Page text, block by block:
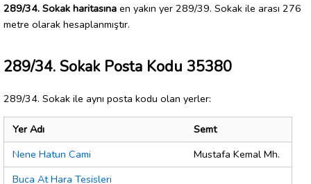
289/34. Sokak haritasına en yakın yer 289/39. Sokak ile arası 276
metre olarak hesaplanmıştır.
289/34. Sokak Posta Kodu 35380
289/34. Sokak ile aynı posta kodu olan yerler:
Yer Adı
Semt
Nene Hatun Cami
Mustafa Kemal Mh.
Buca At Hara Tesisleri